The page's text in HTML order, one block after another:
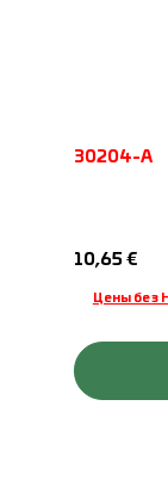
30204-A
Обычная
10,65 €
Цены без